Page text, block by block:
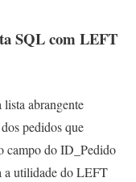
SQL com LEFT
lista abrangente
pedidos que
campo do ID_Pedido
a utilidade do LEFT